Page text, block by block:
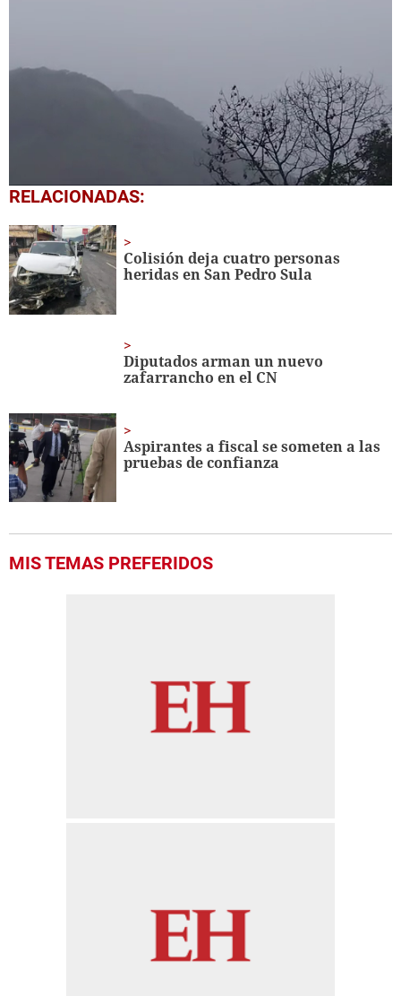
0
seconds
1
minute,
3
seconds
RELACIONADAS:
Colisión deja cuatro personas
heridas en San Pedro Sula
Diputados arman un nuevo
zafarrancho en el CN
Aspirantes a fiscal se someten a las
pruebas de confianza
MIS TEMAS PREFERIDOS